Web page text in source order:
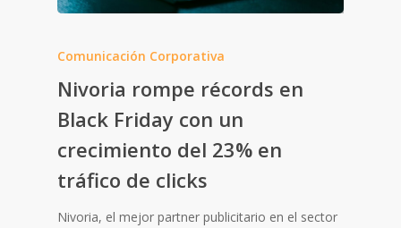
Comunicación Corporativa
Nivoria rompe récords en
Black Friday con un
crecimiento del 23% en
tráfico de clicks
Nivoria, el mejor partner publicitario en el sector